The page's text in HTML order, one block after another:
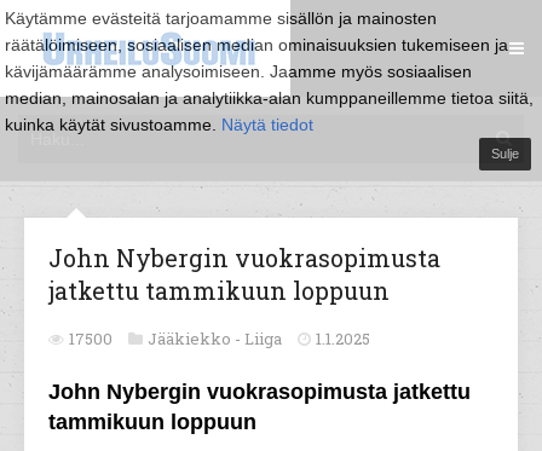
Käytämme evästeitä tarjoamamme sisällön ja mainosten
räätälöimiseen, sosiaalisen median ominaisuuksien tukemiseen ja
kävijämäärämme analysoimiseen. Jaamme myös sosiaalisen
median, mainosalan ja analytiikka-alan kumppaneillemme tietoa siitä,
kuinka käytät sivustoamme. Näytä tiedot
Sulje
John Nybergin vuokrasopimusta
jatkettu tammikuun loppuun
17500 Jääkiekko - Liiga 1.1.2025
John Nybergin vuokrasopimusta jatkettu
tammikuun loppuun